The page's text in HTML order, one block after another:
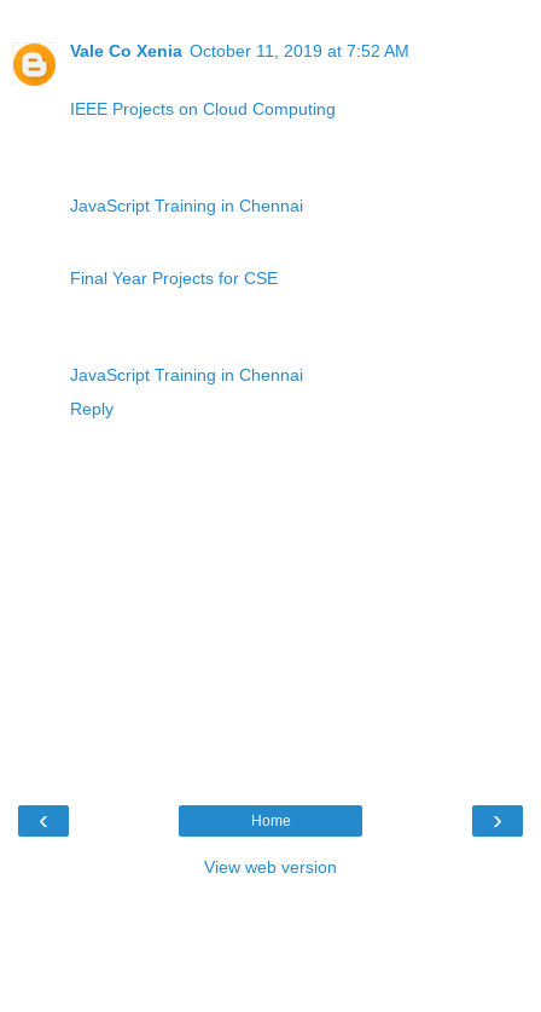
Vale Co Xenia October 11, 2019 at 7:52 AM
IEEE Projects on Cloud Computing
JavaScript Training in Chennai
Final Year Projects for CSE
JavaScript Training in Chennai
Reply
‹ ›
Home
View web version